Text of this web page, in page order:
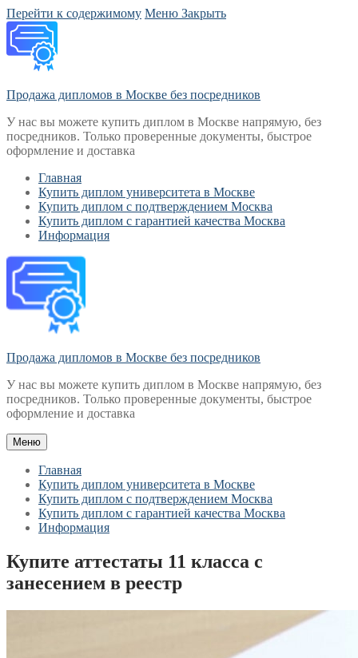
Перейти к содержимому Меню Закрыть
Продажа дипломов в Москве без посредников
У нас вы можете купить диплом в Москве напрямую, без
посредников. Только проверенные документы, быстрое
оформление и доставка
Главная
Купить диплом университета в Москве
Купить диплом с подтверждением Москва
Купить диплом с гарантией качества Москва
Информация
Продажа дипломов в Москве без посредников
У нас вы можете купить диплом в Москве напрямую, без
посредников. Только проверенные документы, быстрое
оформление и доставка
Меню
Главная
Купить диплом университета в Москве
Купить диплом с подтверждением Москва
Купить диплом с гарантией качества Москва
Информация
Купите аттестаты 11 класса с
занесением в реестр